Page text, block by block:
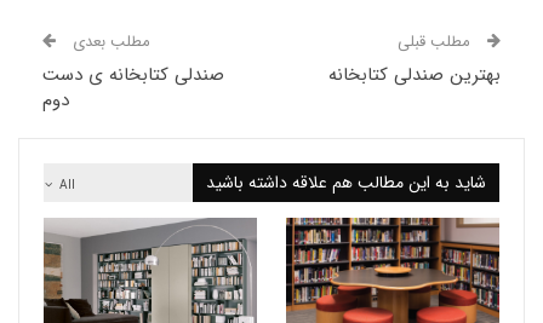
قبلی
صندلی کتابخانه
مطلب بعدی
صندلی کتابخانه ی دست
به این مطالب هم علاقه داشته باشید